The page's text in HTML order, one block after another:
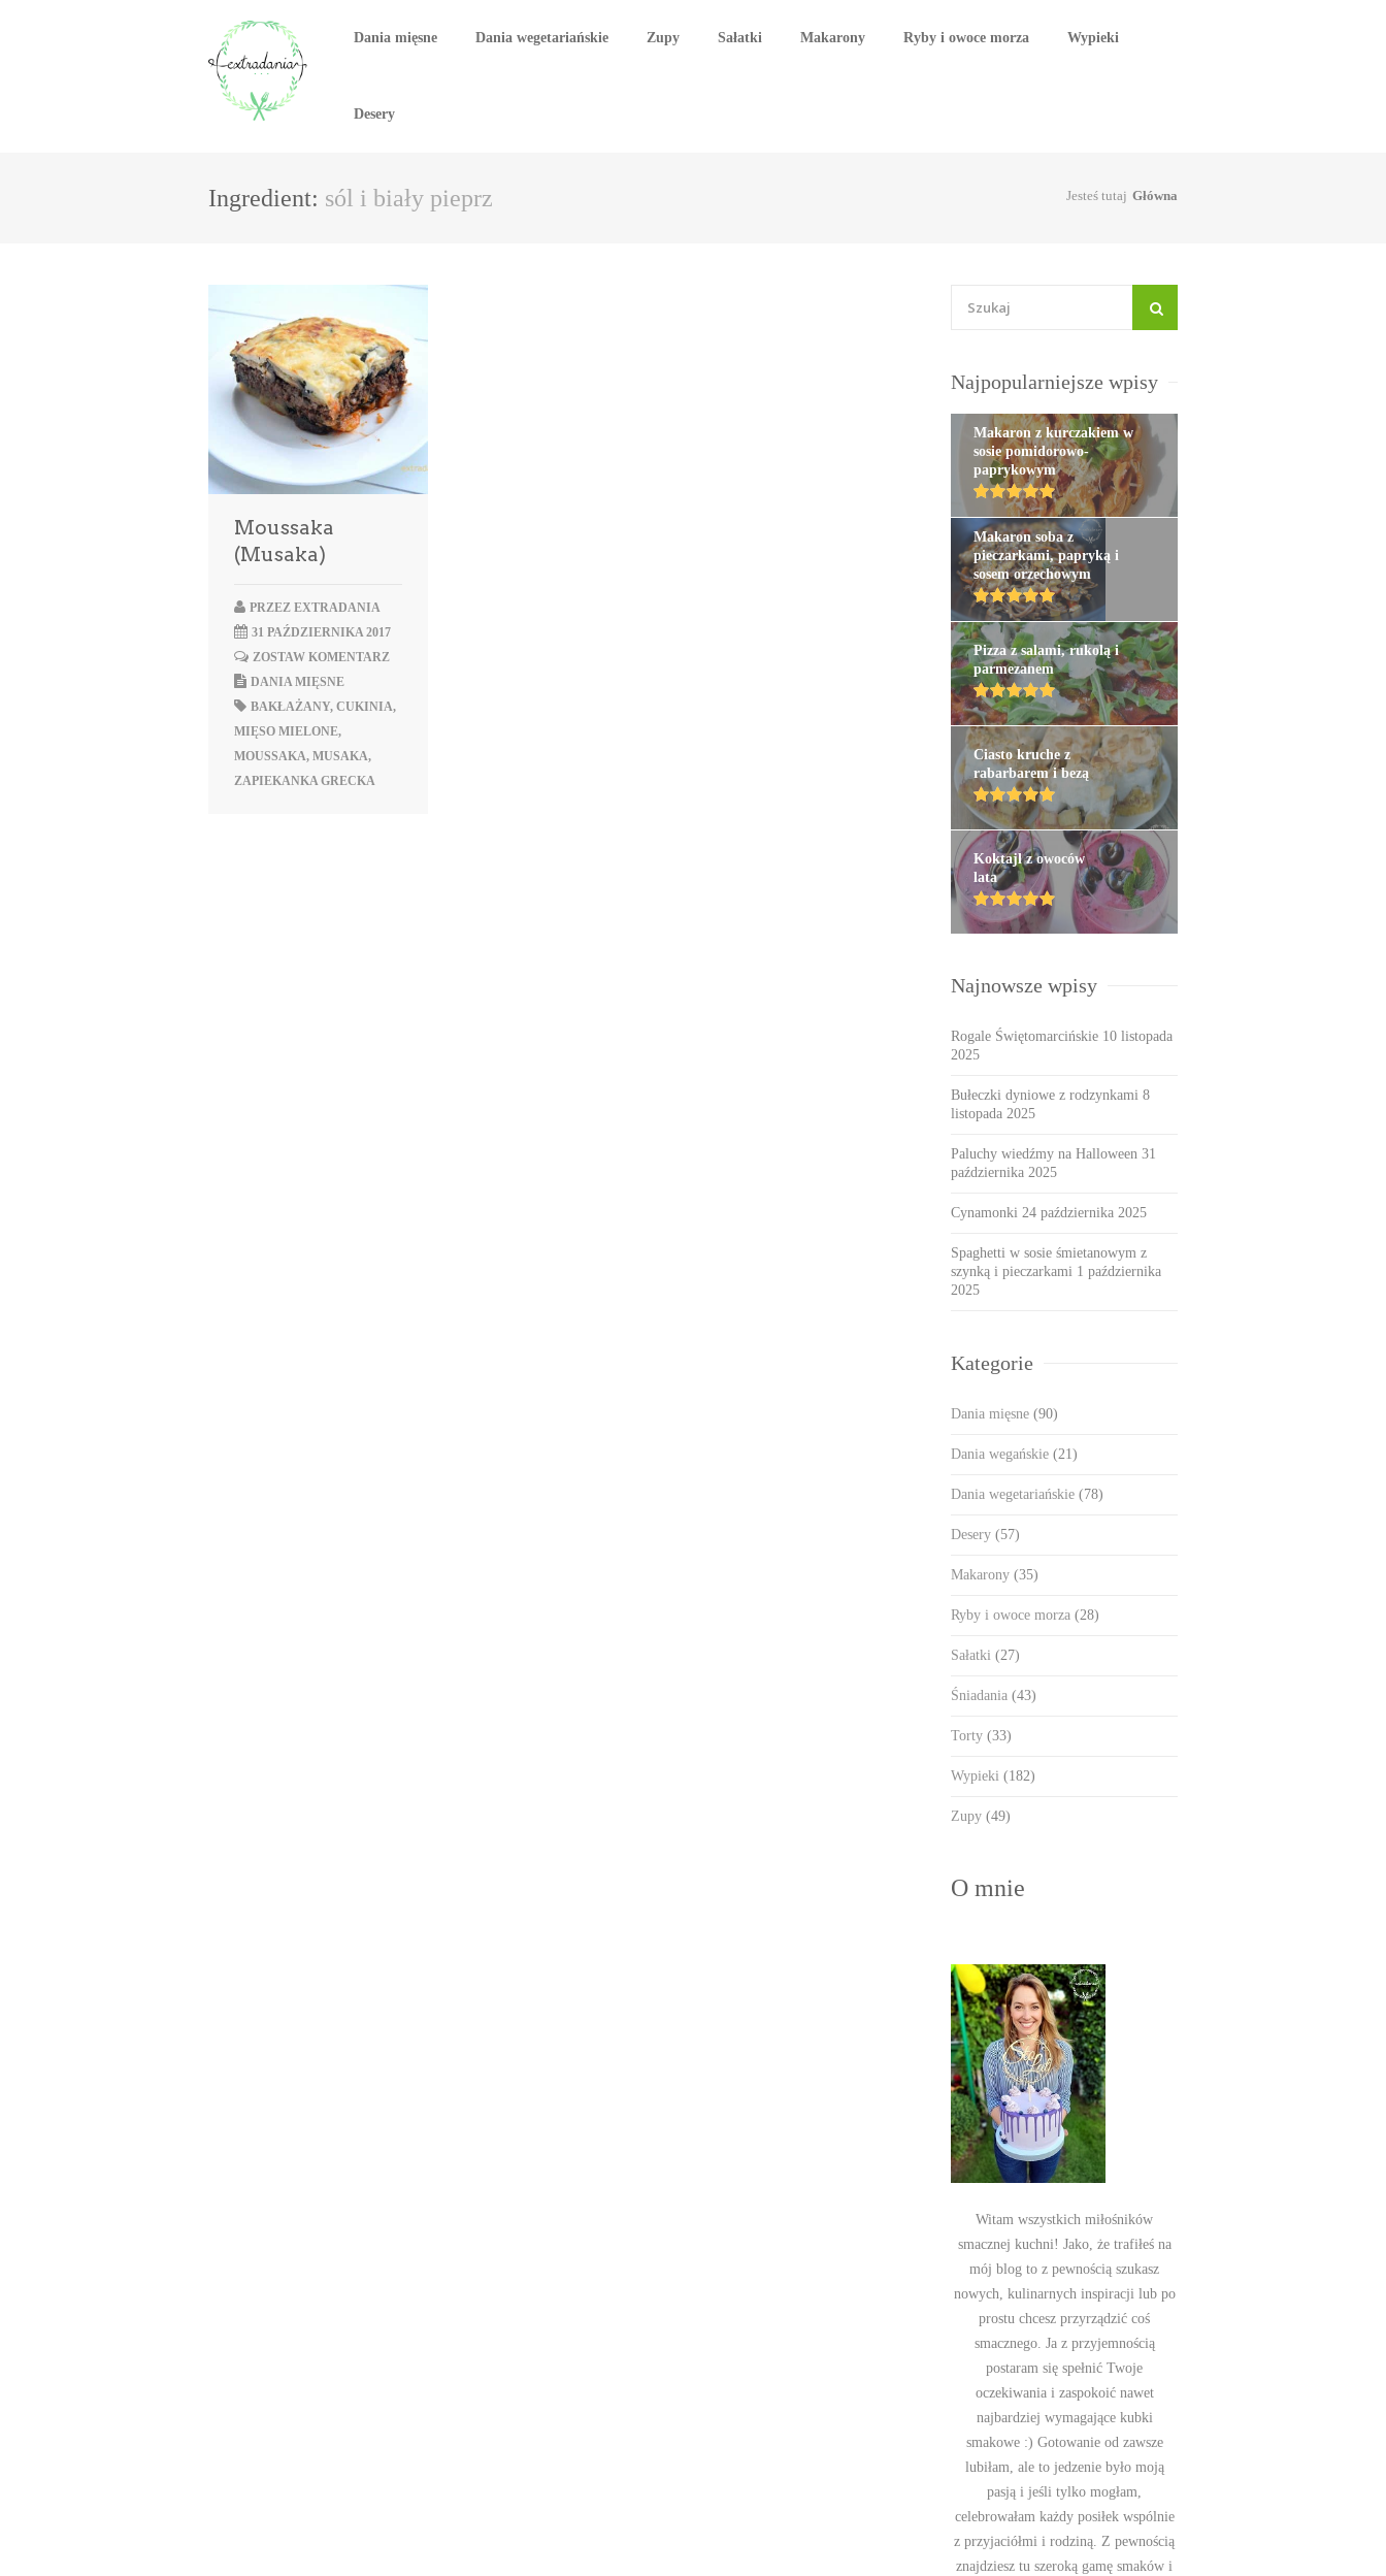
Dania mięsne Dania wegetariańskie Zupy Sałatki Makarony Ryby i owoce morza Wypieki
Desery
Ingredient: sól i biały pieprz Jesteś tutaj Główna
Moussaka
(Musaka)
PRZEZ EXTRADANIA
31 PAŹDZIERNIKA 2017
ZOSTAW KOMENTARZ
DANIA MIĘSNE
BAKŁAŻANY, CUKINIA,
MIĘSO MIELONE,
MOUSSAKA, MUSAKA,
ZAPIEKANKA GRECKA
Najpopularniejsze wpisy
Makaron z kurczakiem w
sosie pomidorowo-
paprykowym
Makaron soba z
pieczarkami, papryką i
sosem orzechowym
Pizza z salami, rukolą i
parmezanem
Ciasto kruche z
rabarbarem i bezą
Koktajl z owoców
lata
Najnowsze wpisy
Rogale Świętomarcińskie 10 listopada
2025
Bułeczki dyniowe z rodzynkami 8
listopada 2025
Paluchy wiedźmy na Halloween 31
października 2025
Cynamonki 24 października 2025
Spaghetti w sosie śmietanowym z
szynką i pieczarkami 1 października
2025
Kategorie
Dania mięsne (90)
Dania wegańskie (21)
Dania wegetariańskie (78)
Desery (57)
Makarony (35)
Ryby i owoce morza (28)
Sałatki (27)
Śniadania (43)
Torty (33)
Wypieki (182)
Zupy (49)
O mnie
Witam wszystkich miłośników
smacznej kuchni! Jako, że trafiłeś na
mój blog to z pewnością szukasz
nowych, kulinarnych inspiracji lub po
prostu chcesz przyrządzić coś
smacznego. Ja z przyjemnością
postaram się spełnić Twoje
oczekiwania i zaspokoić nawet
najbardziej wymagające kubki
smakowe :) Gotowanie od zawsze
lubiłam, ale to jedzenie było moją
pasją i jeśli tylko mogłam,
celebrowałam każdy posiłek wspólnie
z przyjaciółmi i rodziną. Z pewnością
znajdziesz tu szeroką gamę smaków i